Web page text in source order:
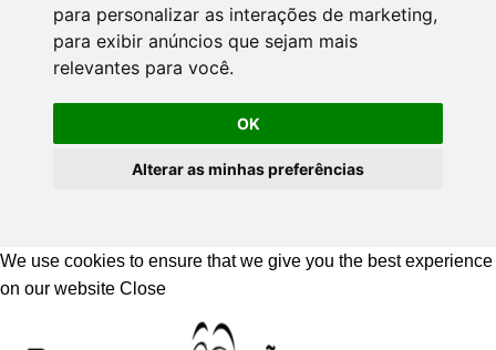
para personalizar as interações de marketing,
para exibir anúncios que sejam mais
relevantes para você.
OK
Alterar as minhas preferências
We use cookies to ensure that we give you the best experience
on our website Close